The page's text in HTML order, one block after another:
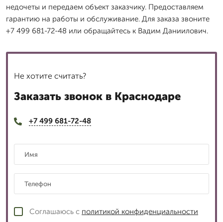
недочеты и передаем объект заказчику. Предоставляем
гарантию на работы и обслуживание. Для заказа звоните
+7 499 681-72-48 или обращайтесь к Вадим Даниилович.
Не хотите считать?
Заказать звонок в Краснодаре
+7 499 681-72-48
Соглашаюсь с политикой конфиденциальности